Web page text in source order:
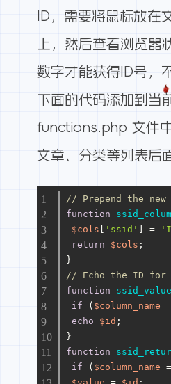
ID，需要将鼠标放在
上，然后查看浏览器
数字才能获得ID号，
下面的代码添加到当
functions.php 文件
文章、分类等列表后
// Prepend the
function
$cols [ 'ssid' ] =
return
$cols ;
}
// Echo the ID for
function
ssid_value
if ( $column_name
echo
$id ;
}
function
if ( $column_name